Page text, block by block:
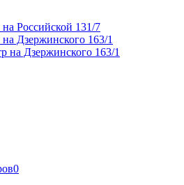
Российской 131/7
Дзержинского 163/1
на Дзержинского 163/1
0